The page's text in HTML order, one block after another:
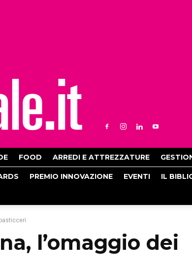
FOOD ARREDI E ATTREZZATURE
PREMIO INNOVAZIONE EVENTI IL
l’omaggio dei